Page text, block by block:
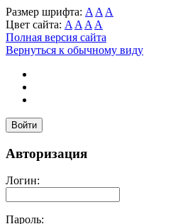
Размер шрифта: A A A
Цвет сайта: A A A A
Полная версия сайта
Вернуться к обычному виду
Войти
Авторизация
Логин:
Пароль: